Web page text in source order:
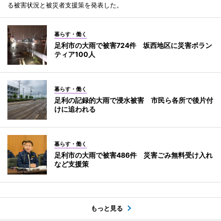
る被害状況と被災者支援策を発表した。
暮らす・働く
足利市の大雨で被害724件 坂西地区に災害ボラン
ティア100人
暮らす・働く
足利の記録的大雨で浸水被害 市民ら各所で後片付
けに追われる
暮らす・働く
足利市の大雨で被害486件 災害ごみ無料受け入れ
など支援策
もっと見る